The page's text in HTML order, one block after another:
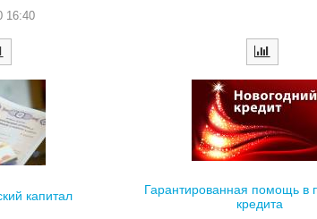
16:40
капитал
Гарантированная помощь в
кредита